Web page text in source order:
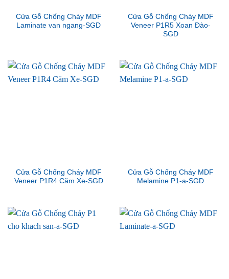
Cửa Gỗ Chống Cháy MDF
Laminate van ngang-SGD
Cửa Gỗ Chống Cháy MDF
Veneer P1R5 Xoan Đào-
SGD
Cửa Gỗ Chống Cháy MDF
Veneer P1R4 Căm Xe-SGD
Cửa Gỗ Chống Cháy MDF
Melamine P1-a-SGD